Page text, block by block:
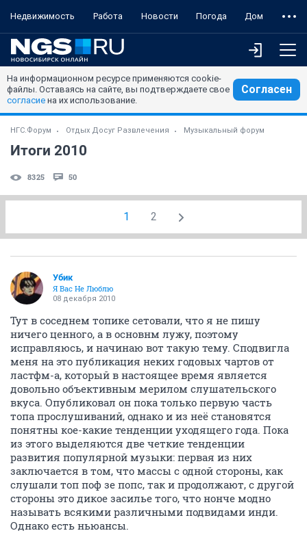
Недвижимость Работа Новости Погода Дом
На информационном ресурсе применяются cookie-
файлы. Оставаясь на сайте, вы подтверждаете свое
согласие на их использование.
Согласен
НГС.Форум Отдых Досуг Развлечения Музыкальный форум
Итоги 2010
8325 50
1 2
Убик
Я Вас Не Люблю
08 декабря 2010
Тут в соседнем топике сетовали, что я не пишу
ничего ценного, а в основнм лужу, поэтому
исправляюсь, и начинаю вот такую тему. Сподвигла
меня на это публикация неких годовых чартов от
ластфм-а, который в настоящее время является
довольно объективным мерилом слушательского
вкуса. Опубликовал он пока только первую часть
топа прослушиваний, однако и из неё становятся
понятны кое-какие тенденции уходящего года. Пока
из этого выделяются две четкие тенденции
развития популярной музыки: первая из них
заключается в том, что массы с одной стороны, как
слушали топ поф зе попс, так и продолжают, с другой
стороны это дикое засилье того, что нонче модно
называть всякими различными подвидами инди.
Однако есть ньюансы.